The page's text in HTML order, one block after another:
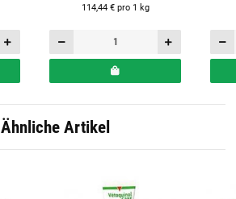
114,44 € pro 1 kg
Ähnliche Artikel